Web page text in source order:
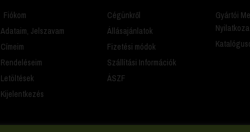
Fiókom
Adataim, Jelszavam
Címeim
Rendeléseim
Letöltések
Kijelentkezés
Cégünkről
Állásajánlatok
Fizetési módok
Szállítási Információk
ÁSZF
Gyártói